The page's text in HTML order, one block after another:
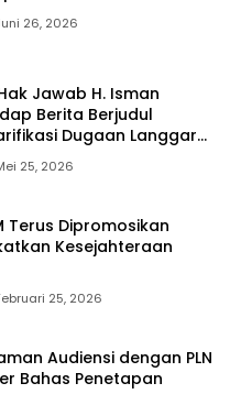
26, 2026
Jawab H. Isman
Berita Berjudul
Dugaan Langgar
Diatas Pagar”
25, 2026
Terus Dipromosikan
Kesejahteraan
25, 2026
Audiensi dengan PLN
Bahas Penetapan